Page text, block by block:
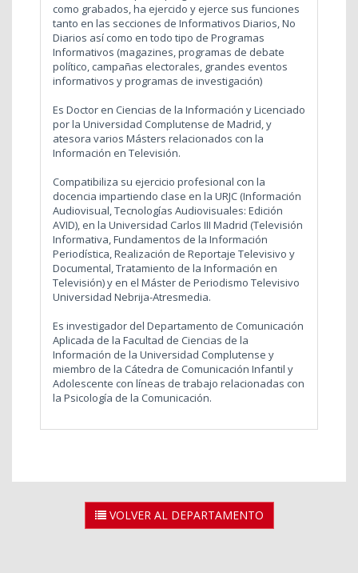
como grabados, ha ejercido y ejerce sus funciones
tanto en las secciones de Informativos Diarios, No
Diarios así como en todo tipo de Programas
Informativos (magazines, programas de debate
político, campañas electorales, grandes eventos
informativos y programas de investigación)
Es Doctor en Ciencias de la Información y Licenciado
por la Universidad Complutense de Madrid, y
atesora varios Másters relacionados con la
Información en Televisión.
Compatibiliza su ejercicio profesional con la
docencia impartiendo clase en la URJC (Información
Audiovisual, Tecnologías Audiovisuales: Edición
AVID), en la Universidad Carlos III Madrid (Televisión
Informativa, Fundamentos de la Información
Periodística, Realización de Reportaje Televisivo y
Documental, Tratamiento de la Información en
Televisión) y en el Máster de Periodismo Televisivo
Universidad Nebrija-Atresmedia.
Es investigador del Departamento de Comunicación
Aplicada de la Facultad de Ciencias de la
Información de la Universidad Complutense y
miembro de la Cátedra de Comunicación Infantil y
Adolescente con líneas de trabajo relacionadas con
la Psicología de la Comunicación.
VOLVER AL DEPARTAMENTO